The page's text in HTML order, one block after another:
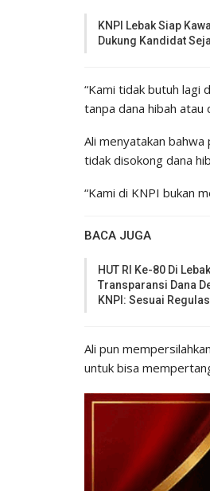
KNPI Lebak Siap
Dukung Kandidat
“Kami tidak butuh lagi
tanpa dana hibah atau
Ali menyatakan
tidak disokong dana
“Kami di KNPI bukan
BACA JUGA
HUT RI Ke-80 Di
Transparansi Dana
KNPI: Sesuai
Ali pun
untuk bisa